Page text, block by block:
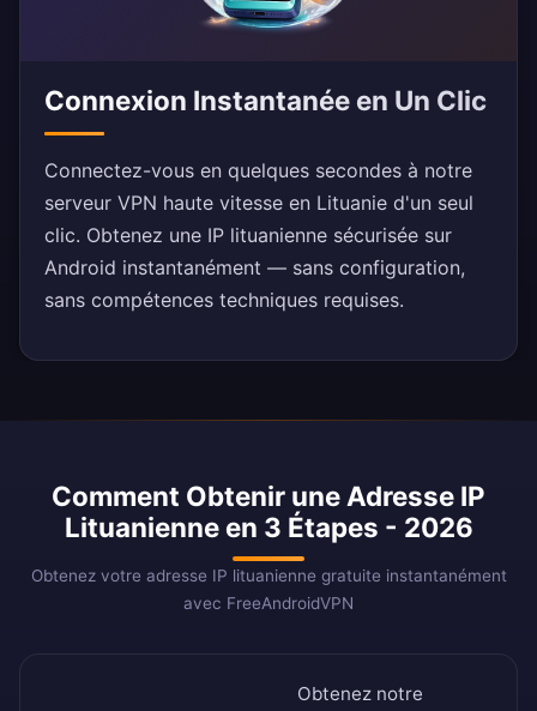
Connexion Instantanée en Un Clic
Connectez-vous en quelques secondes à notre
serveur VPN haute vitesse en Lituanie d'un seul
clic. Obtenez une IP lituanienne sécurisée sur
Android instantanément — sans configuration,
sans compétences techniques requises.
Comment Obtenir une Adresse IP
Lituanienne en 3 Étapes - 2026
Obtenez votre adresse IP lituanienne gratuite instantanément
avec FreeAndroidVPN
Obtenez notre